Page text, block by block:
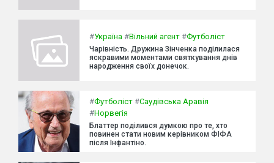
#Україна #Вільний агент #Футболіст
Чарівність. Дружина Зінченка поділилася
яскравими моментами святкування днів
народження своїх донечок.
#Футболіст #Саудівська Аравія
#Норвегія
Блаттер поділився думкою про те, хто
повинен стати новим керівником ФІФА
після Інфантіно.